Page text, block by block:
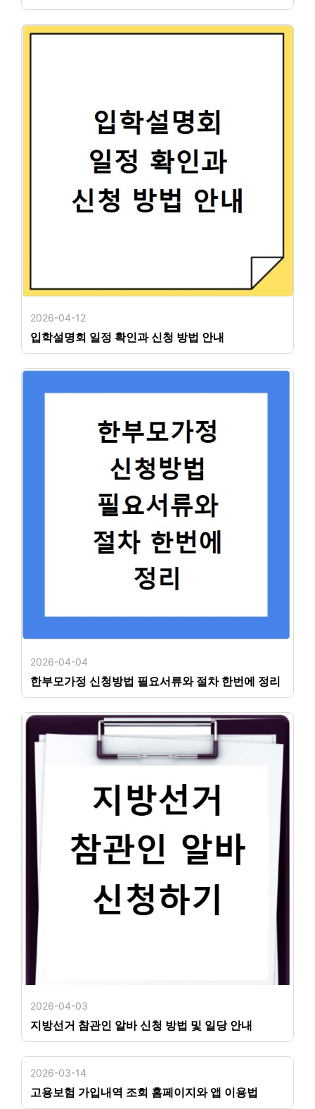
2026-04-12
입학설명회 일정 확인과 신청 방법 안내
2026-04-04
한부모가정 신청방법 필요서류와 절차 한번에 정리
2026-04-03
지방선거 참관인 알바 신청 방법 및 일당 안내
2026-03-14
고용보험 가입내역 조회 홈페이지와 앱 이용법